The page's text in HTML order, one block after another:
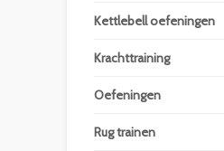
Kettlebell oefeningen
Krachttraining
Oefeningen
Rug trainen